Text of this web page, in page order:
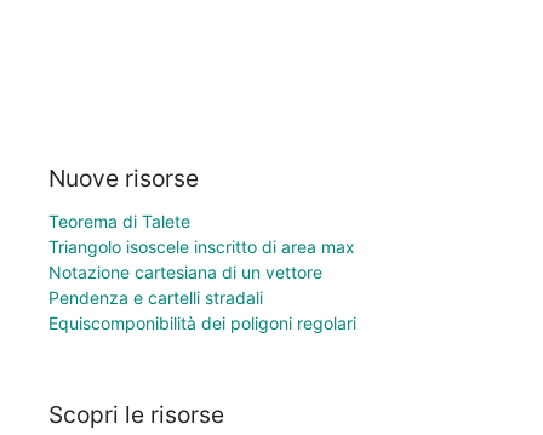
Nuove risorse
Teorema di Talete
Triangolo isoscele inscritto di area max
Notazione cartesiana di un vettore
Pendenza e cartelli stradali
Equiscomponibilità dei poligoni regolari
Scopri le risorse